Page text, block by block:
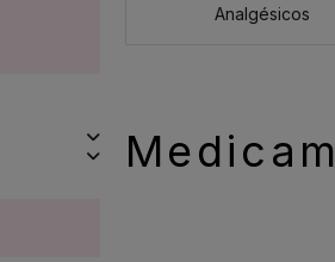
Analgésicos